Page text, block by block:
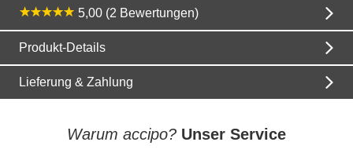
5,00 (2 Bewertungen)
Produkt-Details
Lieferung & Zahlung
Warum accipo? Unser Service